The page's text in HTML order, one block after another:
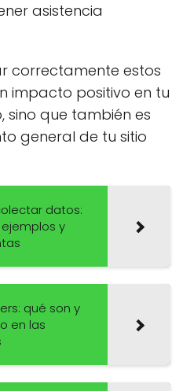
asistencia
correctamente estos
impacto positivo en tu
sino que también es
general de tu sitio
datos:
y
qué son y
en las